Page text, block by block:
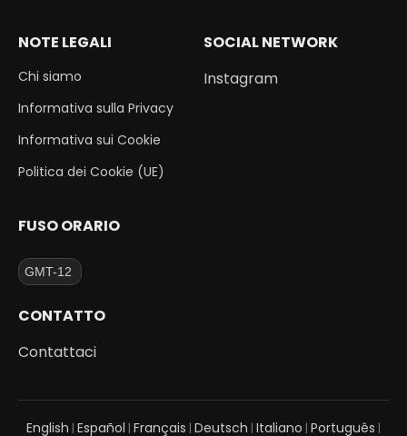
NOTE LEGALI
Chi siamo
Informativa sulla Privacy
Informativa sui Cookie
Politica dei Cookie (UE)
SOCIAL NETWORK
Instagram
FUSO ORARIO
CONTATTO
Contattaci
English | Español | Français | Deutsch | Italiano | Português |